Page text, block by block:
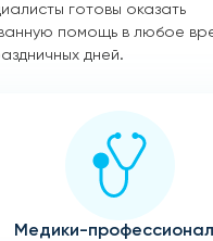
готовы оказать
помощь в любое
дней.
Медики-